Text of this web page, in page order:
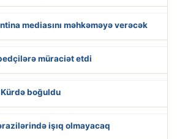
mediasını məhkəməyə verəcək
müraciət etdi
Kürdə boğuldu
işıq olmayacaq